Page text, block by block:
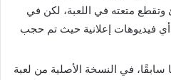
متعته في اللعبة، لكن في
فيديوهات إعلانية حيث تم حجب
سابقًا، في النسخة الأصلية من لعبة